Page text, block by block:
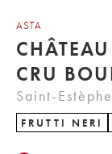
ASTA
CRU
Saint-
FRUTTI NERI